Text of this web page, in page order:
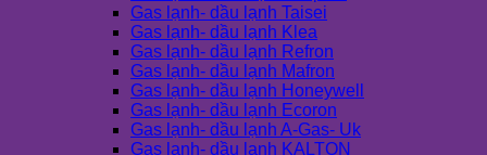
Gas lạnh- dầu lạnh Taisei
Gas lạnh- dầu lạnh Klea
Gas lạnh- dầu lạnh Refron
Gas lạnh- dầu lạnh Mafron
Gas lạnh- dầu lạnh Honeywell
Gas lạnh- dầu lạnh Ecoron
Gas lạnh- dầu lạnh A-Gas- Uk
Gas lạnh- dầu lạnh KALTON